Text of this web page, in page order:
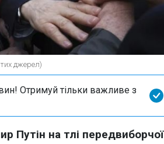
джерел)
Отримуй тільки важливе з
Путін на тлі передвиборчої